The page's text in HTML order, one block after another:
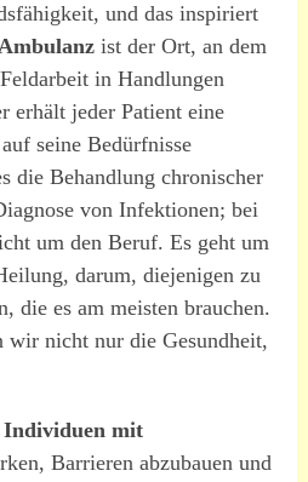
und das inspiriert
ist der Ort, an dem
in Handlungen
erhält jeder Patient eine
seine Bedürfnisse
die Behandlung chronischer
von Infektionen; bei
um den Beruf. Es geht um
darum, diejenigen zu
die es am meisten brauchen.
wir nicht nur die Gesundheit,
Individuen mit
Barrieren abzubauen und